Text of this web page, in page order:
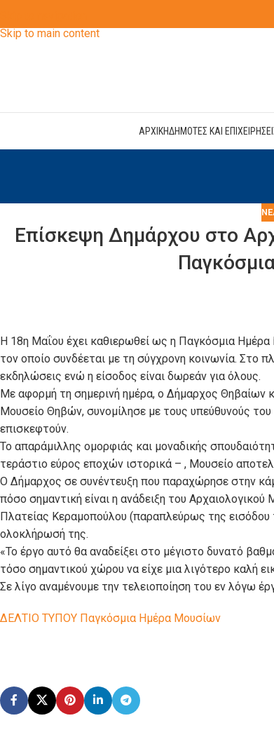
Skip to main content
ΑΡΧΙΚΗΔΗΜΟΤΕΣ ΚΑΙ
Επίσκεψη Δημάρχου στο
Η 18η Μαΐου έχει καθιερωθεί ως η Παγκόσμια
τον οποίο συνδέεται με τη σύγχρονη κοινωνία. Στο
εκδηλώσεις ενώ η είσοδος είναι δωρεάν για όλους.
Με αφορμή τη σημερινή ημέρα, ο Δήμαρχος Θηβαίων
Μουσείο Θηβών, συνομίλησε με τους υπεύθυνούς
επισκεφτούν.
Το απαράμιλλης ομορφιάς και μοναδικής
τεράστιο εύρος εποχών ιστορικά – , Μουσείο
Ο Δήμαρχος σε συνέντευξη που παραχώρησε στην
πόσο σημαντική είναι η ανάδειξη του
Πλατείας Κεραμοπούλου (παραπλεύρως της εισόδου
ολοκλήρωσή της.
«Το έργο αυτό θα αναδείξει στο μέγιστο δυνατό
τόσο σημαντικού χώρου να είχε μια λιγότερο καλή
Σε λίγο αναμένουμε την τελειοποίηση του εν λόγω
ΔΕΛΤΙΟ ΤΥΠΟΥ Παγκόσμια Ημέρα Μουσίων